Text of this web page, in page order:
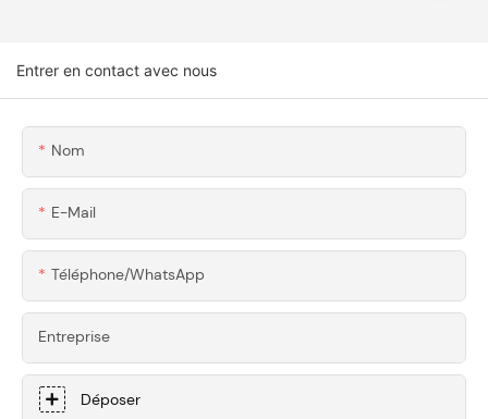
Usinés CNC Sur
Entrer en contact avec nous
Nom
E-Mail
Téléphone/WhatsApp
Entreprise
Déposer